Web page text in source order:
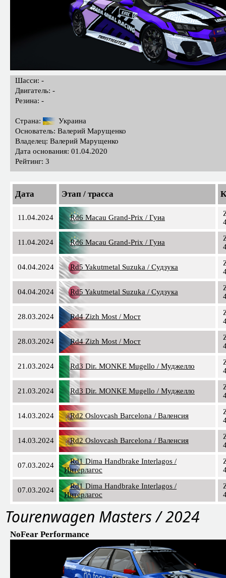
Шасси: -
Двигатель: -
Резина: -
Страна:
Украина
Основатель: Валерий Марущенко
Владелец: Валерий Марущенко
Дата основания: 01.04.2020
Рейтинг: 3
Дата Этап / трасса
11.04.2024 Rd6 Macau Grand-Prix / Гуиа
11.04.2024 Rd6 Macau Grand-Prix / Гуиа
04.04.2024 Rd5 Yakutmetal Suzuka / Судзука
04.04.2024 Rd5 Yakutmetal Suzuka / Судзука
28.03.2024 Rd4 Zizh Most / Мост
28.03.2024 Rd4 Zizh Most / Мост
21.03.2024 Rd3 Dir. MONKE Mugello / Муджелло
21.03.2024 Rd3 Dir. MONKE Mugello / Муджелло
14.03.2024 Rd2 Oslovcash Barcelona / Валенсия
14.03.2024 Rd2 Oslovcash Barcelona / Валенсия
07.03.2024
Rd1 Dima Handbrake Interlagos /
Интерлагос
07.03.2024
Rd1 Dima Handbrake Interlagos /
Интерлагос
Tourenwagen Masters / 2024
NoFear Performance